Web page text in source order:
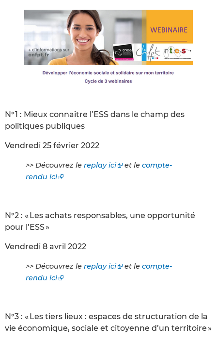
N°1 : Mieux connaître l’ESS dans le champ des
politiques publiques
Vendredi 25 février 2022
>> Découvrez le replay ici et le compte-
rendu ici
N°2 : « Les achats responsables, une opportunité
pour l’ESS »
Vendredi 8 avril 2022
>> Découvrez le replay ici et le compte-
rendu ici
N°3 : « Les tiers lieux : espaces de structuration de la
vie économique, sociale et citoyenne d’un territoire »